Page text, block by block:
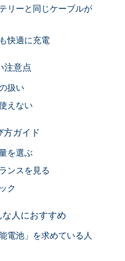
リーと同じケーブルが
快適に充電
注意点
扱い
えない
方ガイド
を選ぶ
ンスを見る
ク
人におすすめ
電池」を求めている人